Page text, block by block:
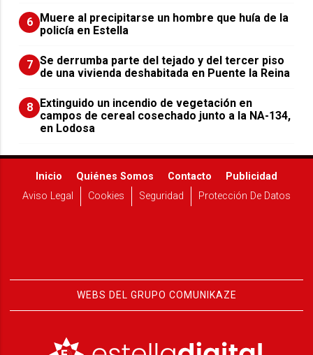
6 Muere al precipitarse un hombre que huía de la
policía en Estella
7 Se derrumba parte del tejado y del tercer piso
de una vivienda deshabitada en Puente la Reina
8 Extinguido un incendio de vegetación en
campos de cereal cosechado junto a la NA-134,
en Lodosa
Inicio Quiénes Somos Contacto
Publicidad
Aviso Legal
Cookies Seguridad Protección De Datos
WEBS DEL GRUPO COMUNIKAZE